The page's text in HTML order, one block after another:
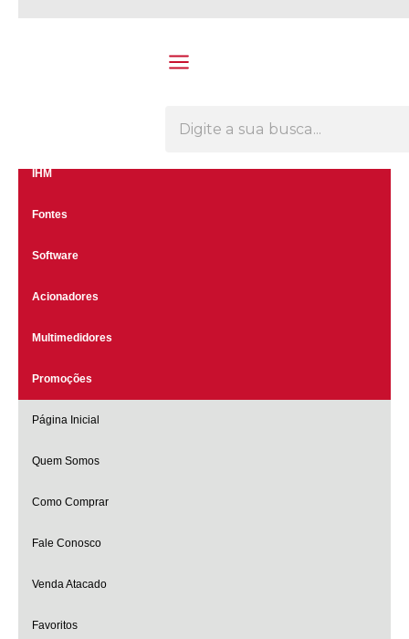
IHM
Fontes
Software
Acionadores
Multimedidores
Promoções
Página Inicial
Quem Somos
Como Comprar
Fale Conosco
Venda Atacado
Favoritos